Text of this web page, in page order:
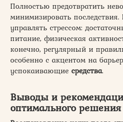
Полностью предотвратить
минимизировать
управлять стрессом:
питание, физическая
конечно, регулярный и
особенно с акцентом на
успокаивающие средства.
Выводы и
оптимального решения